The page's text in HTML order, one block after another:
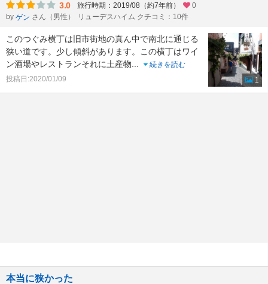
3.0 旅行時期：2019/08（約7年前）
0
by ゲン さん（男性） リューデスハイム クチコミ：10件
このつぐみ横丁は旧市街地の真ん中で南北に通じる
狭い道です。少し傾斜があります。この横丁はワイ
ン酒場やレストランそれに土産物...
続きを読む
投稿日:2020/01/09
1
本当に狭かった